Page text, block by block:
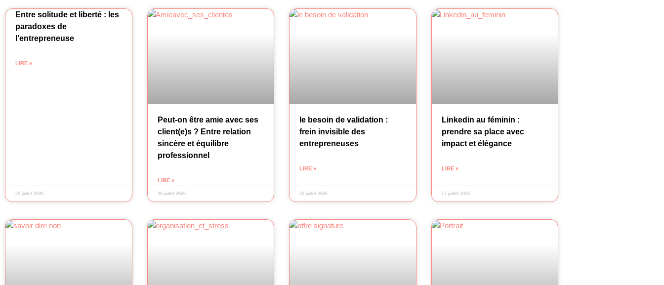
Entre solitude et liberté : les
paradoxes de
l’entrepreneuse
LIRE »
20 juillet 2026
Peut-on être amie avec ses
client(e)s ? Entre relation
sincère et équilibre
professionnel
LIRE »
20 juillet 2026
le besoin de validation :
frein invisible des
entrepreneuses
LIRE »
20 juillet 2026
Linkedin au féminin :
prendre sa place avec
impact et élégance
LIRE »
17 juillet 2026